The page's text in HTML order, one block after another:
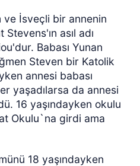
ve İsveçli bir annenin
asıl adı
Babası Yunan
Steven bir Katolik
annesi babası
yaşadılarsa da annesi
16 yaşındayken okulu
Okulu`na girdi ama
18 yaşındayken